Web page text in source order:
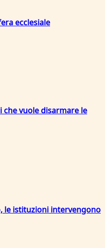
ecclesiale
che vuole disarmare le
le istituzioni intervengono